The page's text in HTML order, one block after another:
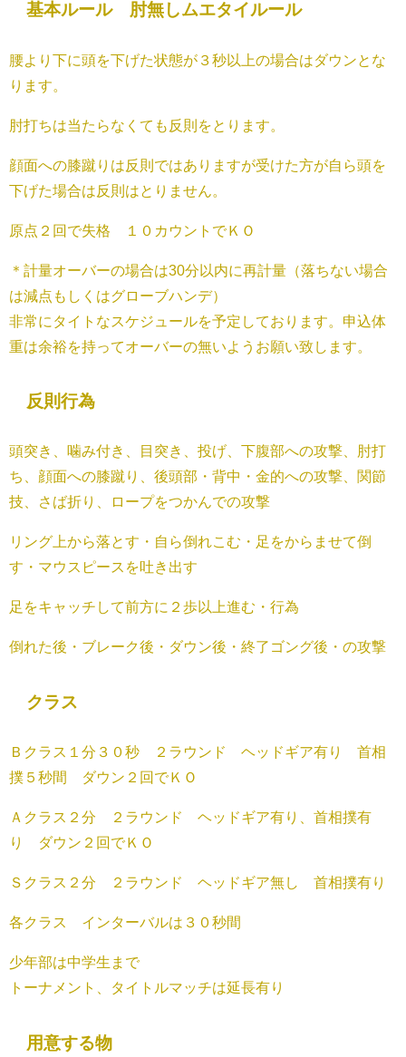
基本ルール 肘無しムエタイルール
腰より下に頭を下げた状態が３秒以上の場合はダウンとな
ります。
肘打ちは当たらなくても反則をとります。
顔面への膝蹴りは反則ではありますが受けた方が自ら頭を
下げた場合は反則はとりません。
原点２回で失格 １０カウントでＫＯ
＊計量オーバーの場合は30分以内に再計量（落ちない場合
は減点もしくはグローブハンデ）
非常にタイトなスケジュールを予定しております。申込体
重は余裕を持ってオーバーの無いようお願い致します。
反則行為
頭突き、噛み付き、目突き、投げ、下腹部への攻撃、肘打
ち、顔面への膝蹴り、後頭部・背中・金的への攻撃、関節
技、さば折り、ロープをつかんでの攻撃
リング上から落とす・自ら倒れこむ・足をからませて倒
す・マウスピースを吐き出す
足をキャッチして前方に２歩以上進む・行為
倒れた後・ブレーク後・ダウン後・終了ゴング後・の攻撃
クラス
Ｂクラス１分３０秒 ２ラウンド ヘッドギア有り 首相
撲５秒間 ダウン２回でＫＯ
Ａクラス２分 ２ラウンド ヘッドギア有り、首相撲有
り ダウン２回でＫＯ
Ｓクラス２分 ２ラウンド ヘッドギア無し 首相撲有り
各クラス インターバルは３０秒間
少年部は中学生まで
トーナメント、タイトルマッチは延長有り
用意する物